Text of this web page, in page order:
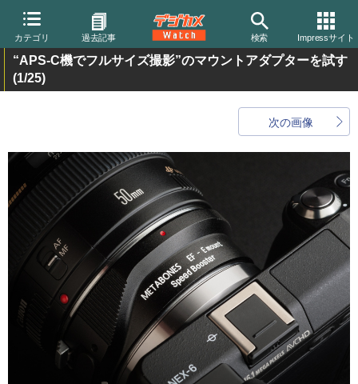
カテゴリ 過去記事 検索 Impressサイト
“APS-C機でフルサイズ撮影”のマウントアダプターを試す
(1/25)
次の画像